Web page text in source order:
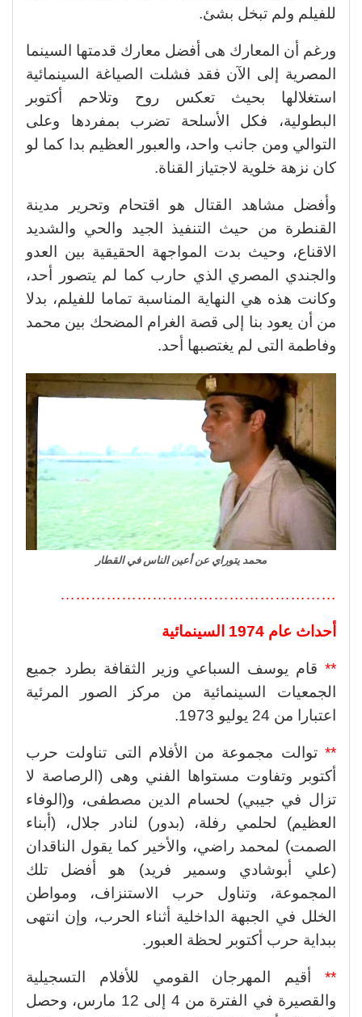
للفيلم ولم تبخل بشئ.
ورغم أن المعارك هى أفضل معارك قدمتها السينما
المصرية إلى الآن فقد فشلت الصياغة السينمائية
استغلالها بحيث تعكس روح وتلاحم أكتوبر
البطولية، فكل الأسلحة تضرب بمفردها وعلى
التوالي ومن جانب واحد، والعبور العظيم بدا كما لو
كان نزهة خلوية لاجتياز القناة.
وأفضل مشاهد القتال هو اقتحام وتحرير مدينة
القنطرة من حيث التنفيذ الجيد والحي والشديد
الاقناع، وحيث بدت المواجهة الحقيقية بين العدو
والجندي المصري الذي حارب كما لم يتصور أحد،
وكانت هذه هي النهاية المناسبة تماما للفيلم، بدلا
من أن يعود بنا إلى قصة الغرام المضحك بين محمد
وفاطمة التى لم يغتصبها أحد.
محمد يتوراي عن أعين الناس في القطار
………………………………………………
أحداث عام 1974 السينمائية
** قام يوسف السباعي وزير الثقافة بطرد جميع
الجمعيات السينمائية من مركز الصور المرئية
اعتبارا من 24 يوليو 1973.
**توالت مجموعة من الأفلام التى تناولت حرب
أكتوبر وتفاوت مستواها الفني وهى (الرصاصة لا
تزال في جيبي) لحسام الدين مصطفى، و(الوفاء
العظيم) لحلمي رفلة، (بدور) لنادر جلال، (أبناء
الصمت) لمحمد راضي، والأخير كما يقول الناقدان
(علي أبوشادي وسمير فريد) هو أفضل تلك
المجموعة، وتناول حرب الاستنزاف، ومواطن
الخلل في الجبهة الداخلية أثناء الحرب، وإن انتهى
ببداية حرب أكتوبر لحظة العبور.
**
أقيم المهرجان القومي للأفلام التسجيلية
والقصيرة في الفترة من 4 إلى 12 مارس، وحصل